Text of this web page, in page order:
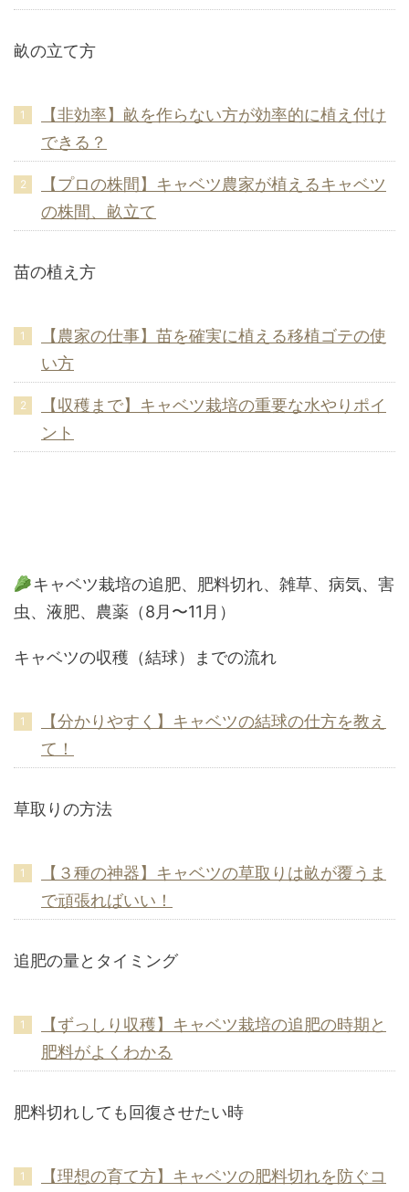
畝の立て方
【非効率】畝を作らない方が効率的に植え付け
できる？
【プロの株間】キャベツ農家が植えるキャベツ
の株間、畝立て
苗の植え方
【農家の仕事】苗を確実に植える移植ゴテの使
い方
【収穫まで】キャベツ栽培の重要な水やりポイ
ント
キャベツ栽培の追肥、肥料切れ、雑草、病気、害
虫、液肥、農薬（8月〜11月）
キャベツの収穫（結球）までの流れ
【分かりやすく】キャベツの結球の仕方を教え
て！
草取りの方法
【３種の神器】キャベツの草取りは畝が覆うま
で頑張ればいい！
追肥の量とタイミング
【ずっしり収穫】キャベツ栽培の追肥の時期と
肥料がよくわかる
肥料切れしても回復させたい時
【理想の育て方】キャベツの肥料切れを防ぐコ